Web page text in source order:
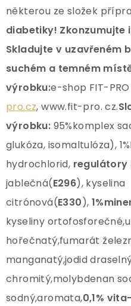
některou ze složek
diabetiky! Zkonzumujte
Skladujte v uzavřeném
suchém a temném
výrobku:e-shop FIT-PRO
pro.cz, www.fit-pro. cz.
výrobku: 95%komplex
glukóza, isomaltulóza),
hydrochlorid, regulátory
jablečná(E296), kyselina
citrónová(E330),
kyseliny
hořečnatý,fumarát
manganatý,jodid
chromitý,molybdenan
sodný,aromata,0,1%